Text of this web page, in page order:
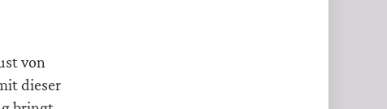
von
dieser